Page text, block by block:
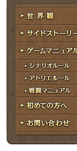
レ
ス
ド
ゲームガイド
世界観
サイドストーリー
ゲームマニュアル
シナリオルール
アトリエルール
戦闘マニュアル
初めての方へ
お問い合わせ